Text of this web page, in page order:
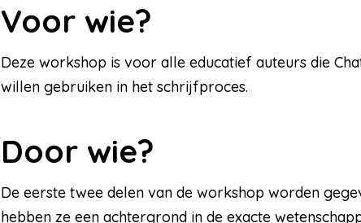
Voor wie?
Deze workshop is voor alle educatief auteurs die
willen gebruiken in het schrijfproces.
Door wie?
De eerste twee delen van de workshop worden
hebben ze een achtergrond in de exacte